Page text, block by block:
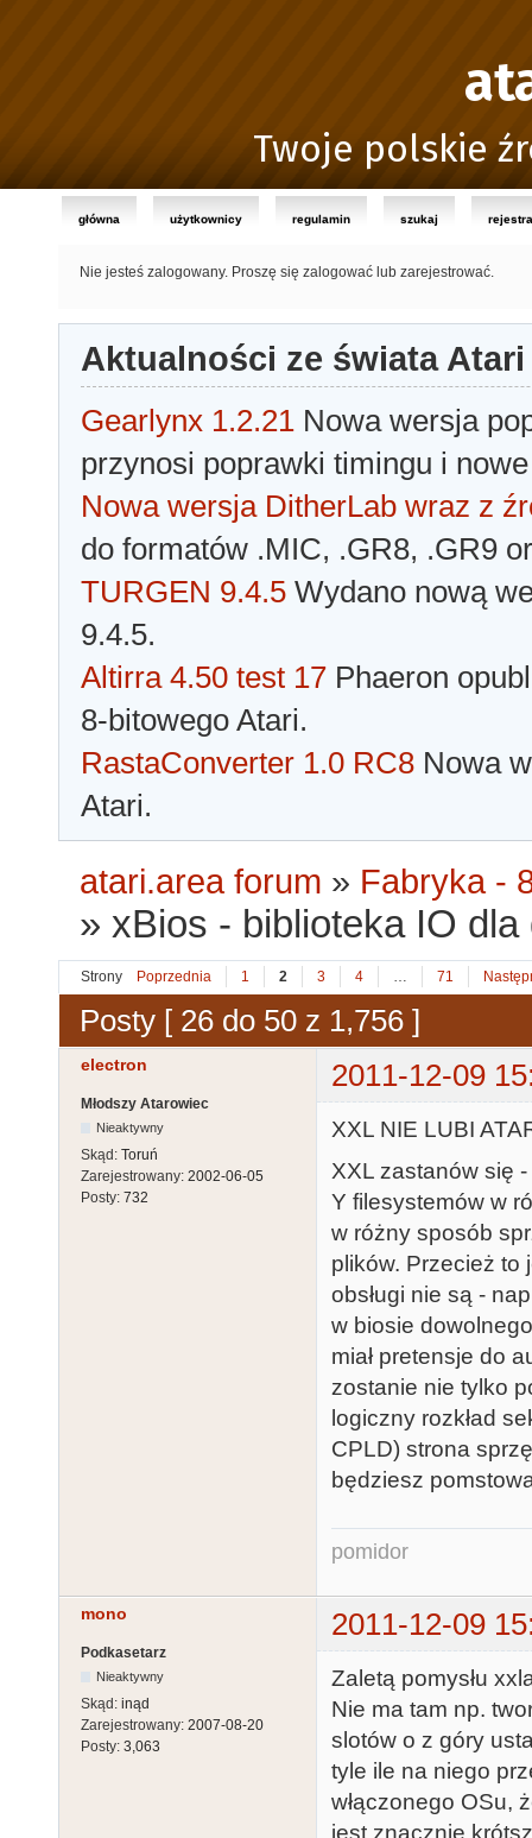
Twoje polskie
główna użytkownicy regulamin szukaj
Nie jesteś zalogowany. Proszę się zalogować lub zarejestrować.
Aktualności ze świata Atari
Gearlynx 1.2.21 Nowa wersja
przynosi poprawki timingu i
Nowa wersja DitherLab wraz z
do formatów .MIC, .GR8, .GR9
TURGEN 9.4.5 Wydano nową
9.4.5.
Altirra 4.50 test 17 Phaeron
8-bitowego Atari.
RastaConverter 1.0 RC8 Nowa
Atari.
atari.area forum » Fabryka -
» xBios - biblioteka IO
Strony Poprzednia 1 2 3 4 … 71
Posty [ 26 do 50 z 1,756 ]
electron 2011-12-09
Młodszy Atarowiec
Nieaktywny
Skąd: Toruń
Zarejestrowany: 2002-06-05
Posty: 732
XXL NIE LUBI
XXL zastanów się
Y filesystemów w
w różny sposób
plików. Przecież to
obsługi nie są -
w biosie
miał pretensje do
zostanie nie tylko
logiczny rozkład
CPLD) strona
będziesz
pomidor
mono 2011-12-09
Podkasetarz
Nieaktywny
Skąd: inąd
Zarejestrowany: 2007-08-20
Posty: 3,063
Zaletą pomysłu
Nie ma tam np.
slotów o z góry
tyle ile na niego
włączonego OSu,
jest znacznie